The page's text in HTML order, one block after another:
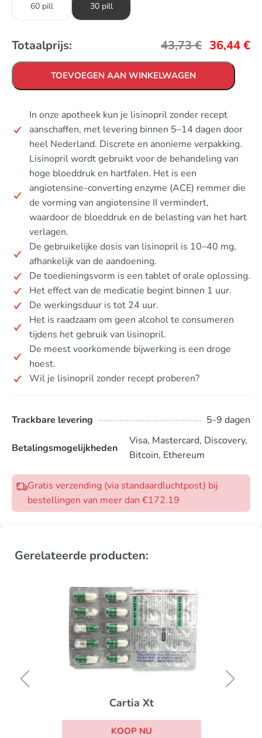
60 pill 30 pill
Totaalprijs: 43,73€ 36,44€
TOEVOEGEN AAN WINKELWAGEN
In onze apotheek kun je lisinopril zonder recept
aanschaffen, met levering binnen 5–14 dagen door
heel Nederland. Discrete en anonieme verpakking.
Lisinopril wordt gebruikt voor de behandeling van
hoge bloeddruk en hartfalen. Het is een
angiotensine-converting enzyme (ACE) remmer die
de vorming van angiotensine II vermindert,
waardoor de bloeddruk en de belasting van het hart
verlagen.
De gebruikelijke dosis van lisinopril is 10–40 mg,
afhankelijk van de aandoening.
De toedieningsvorm is een tablet of orale oplossing.
Het effect van de medicatie begint binnen 1 uur.
De werkingsduur is tot 24 uur.
Het is raadzaam om geen alcohol te consumeren
tijdens het gebruik van lisinopril.
De meest voorkomende bijwerking is een droge
hoest.
Wil je lisinopril zonder recept proberen?
Trackbare levering 5-9 dagen
Betalingsmogelijkheden
Visa, Mastercard, Discovery,
Bitcoin, Ethereum
Gratis verzending (via standaardluchtpost) bij
bestellingen van meer dan €172.19
Gerelateerde producten:
Cartia Xt
KOOP NU